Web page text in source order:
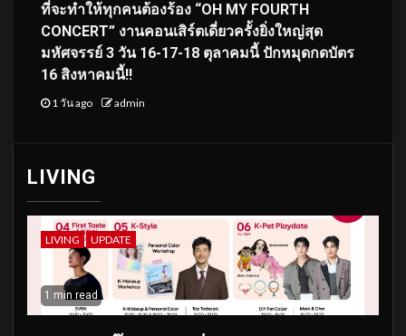
ที่จะทำให้ทุกคนต้องร้อง “OH MY FOURTH
CONCERT” งานคอนเสิร์ตเดี่ยวครั้งยิ่งใหญ่สุด
มหัศจรรย์ 3 วัน 16-17-18 ตุลาคมนี้ ปักหมุดกดบัตร
16 สิงหาคมนี้!!
1 วัน ago admin
LIVING
LIVING UPDATE
1 min read